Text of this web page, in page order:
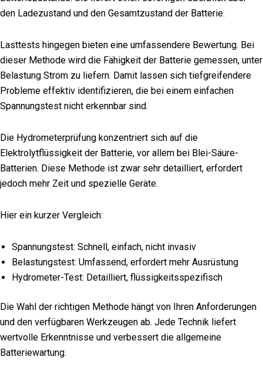
den Ladezustand und den Gesamtzustand der Batterie.
Lasttests hingegen bieten eine umfassendere Bewertung. Bei
dieser Methode wird die Fähigkeit der Batterie gemessen, unter
Belastung Strom zu liefern. Damit lassen sich tiefgreifendere
Probleme effektiv identifizieren, die bei einem einfachen
Spannungstest nicht erkennbar sind.
Die Hydrometerprüfung konzentriert sich auf die
Elektrolytflüssigkeit der Batterie, vor allem bei Blei-Säure-
Batterien. Diese Methode ist zwar sehr detailliert, erfordert
jedoch mehr Zeit und spezielle Geräte.
Hier ein kurzer Vergleich:
Spannungstest: Schnell, einfach, nicht invasiv
Belastungstest: Umfassend, erfordert mehr Ausrüstung
Hydrometer-Test: Detailliert, flüssigkeitsspezifisch
Die Wahl der richtigen Methode hängt von Ihren Anforderungen
und den verfügbaren Werkzeugen ab. Jede Technik liefert
wertvolle Erkenntnisse und verbessert die allgemeine
Batteriewartung.